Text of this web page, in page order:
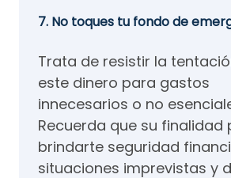
7. No toques tu fondo de
Trata de resistir la
este dinero para gastos
innecesarios o no
Recuerda que su finalidad
brindarte seguridad
situaciones imprevistas y